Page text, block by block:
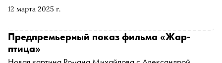
12 марта 2025 г.
сходить на ближайшей неделе
Предпремьерный показ фильма «Жар-
птица»